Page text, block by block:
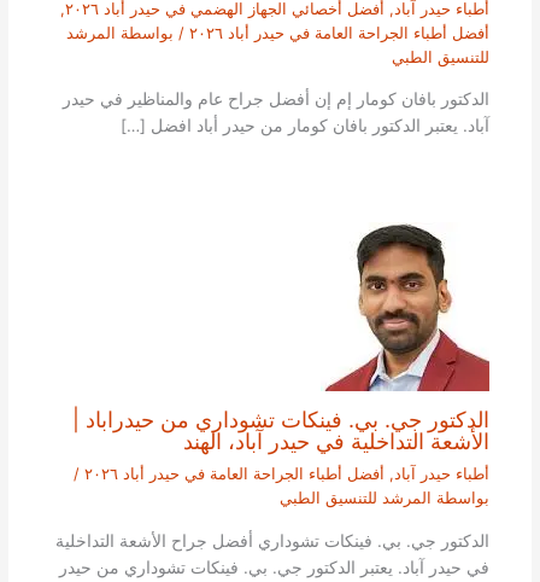
أطباء حيدر آباد , أفضل أخصائي الجهاز الهضمي في حيدر أباد ٢٠٢٦
,
أفضل أطباء الجراحة العامة في حيدر أباد ٢٠٢٦
/ بواسطة المرشد
للتنسيق الطبي
الدكتور بافان كومار إم إن أفضل جراح عام والمناظير في حيدر
آباد. يعتبر الدكتور بافان كومار من حيدر أباد افضل […]
الدكتور جي. بي. فينكات تشوداري من حيدراباد |
الأشعة التداخلية في حيدر آباد، الهند
أطباء حيدر آباد, أفضل أطباء الجراحة العامة في حيدر أباد ٢٠٢٦
/
بواسطة المرشد للتنسيق الطبي
الدكتور جي. بي. فينكات تشوداري أفضل جراح الأشعة التداخلية
في حيدر آباد. يعتبر الدكتور جي. بي. فينكات تشوداري من حيدر